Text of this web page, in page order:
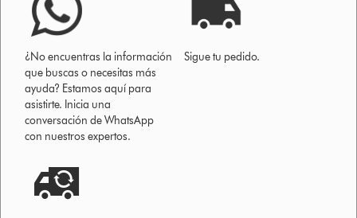
¿No encuentras la información
que buscas o necesitas más
ayuda? Estamos aquí para
asistirte. Inicia una
conversación de WhatsApp
con nuestros expertos.
Sigue tu pedido.